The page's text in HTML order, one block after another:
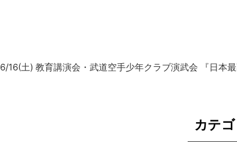
6/16(土) 教育講演会・武道空手少年クラブ演武会 『日本
カテゴ